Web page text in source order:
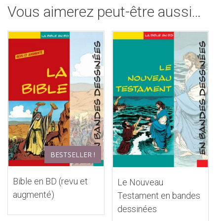
Vous aimerez peut-être aussi…
BESTSELLER !
Bible en BD (revu et
augmenté)
Le Nouveau
Testament en bandes
dessinées